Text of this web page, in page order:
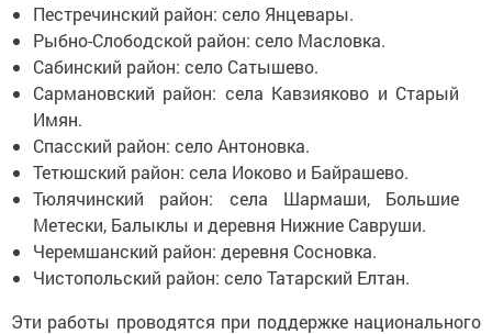
Пестречинский район: село Янцевары.
Рыбно-Слободской район: село Масловка.
Сабинский район: село Сатышево.
Сармановский район: села Кавзияково и Старый
Имян.
Спасский район: село Антоновка.
Тетюшский район: села Иоково и Байрашево.
Тюлячинский район: села Шармаши, Большие
Метески, Балыклы и деревня Нижние Савруши.
Черемшанский район: деревня Сосновка.
Чистопольский район: село Татарский Елтан.
Эти работы проводятся при поддержке национального